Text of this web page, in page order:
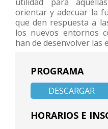
orientar y adecuar la
que den respuesta a
los nuevos entornos
han de desenvolver las
PROGRAMA
DESCARGAR
HORARIOS E